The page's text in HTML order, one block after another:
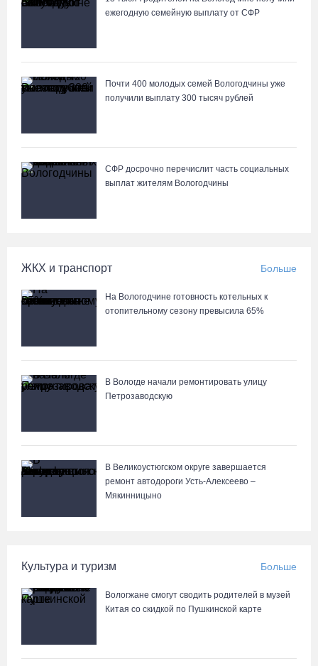
07.08.26 / 14:20
честь юбилея города
Кириллов станет новой столицей «Серебряного ожерелья» в
свой 250-летний юбилей
07.08.26 / 12:49
Череповецкая пенсионерка продала украшения и лишилась
более полумиллиона рублей
07.08.26 / 12:32
В центре Вологды появилось необычное кафе в автобусе
ежегодную семейную выплату от СФР
Почти 400 молодых семей Вологодчины уже
получили выплату 300 тысяч рублей
СФР досрочно перечислит часть социальных
выплат жителям Вологодчины
ЖКХ и транспорт Больше
На Вологодчине готовность котельных к
отопительному сезону превысила 65%
В Вологде начали ремонтировать улицу
Петрозаводскую
В Великоустюгском округе завершается
ремонт автодороги Усть-Алексеево –
Мякинницыно
Культура и туризм Больше
Вологжане смогут сводить родителей в музей
Китая со скидкой по Пушкинской карте